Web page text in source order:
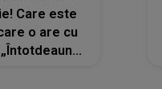
Care este
o are cu